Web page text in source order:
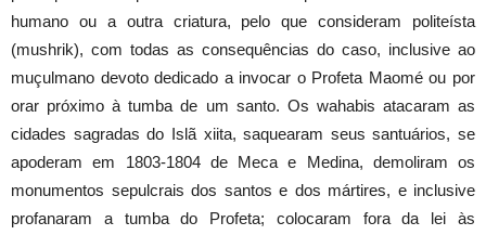
humano ou a outra criatura, pelo que consideram politeísta
(mushrik), com todas as consequências do caso, inclusive ao
muçulmano devoto dedicado a invocar o Profeta Maomé ou por
orar próximo à tumba de um santo. Os wahabis atacaram as
cidades sagradas do Islã xiita, saquearam seus santuários, se
apoderam em 1803-1804 de Meca e Medina, demoliram os
monumentos sepulcrais dos santos e dos mártires, e inclusive
profanaram a tumba do Profeta; colocaram fora da lei às